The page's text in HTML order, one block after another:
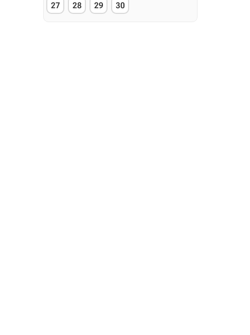
27 28 29 30